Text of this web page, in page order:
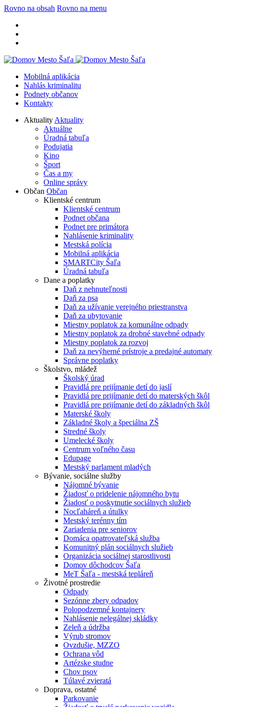
Rovno na obsah Rovno na menu
Mobilná aplikácia
Nahlás kriminalitu
Podnety občanov
Kontakty
Aktuality Aktuality
Aktuálne
Úradná tabuľa
Podujatia
Kino
Šport
Čas a my
Online správy
Občan Občan
Klientské centrum
Klientské centrum
Podnet občana
Podnet pre primátora
Nahlásenie kriminality
Mestská polícia
Mobilná aplikácia
SMARTCity Šaľa
Úradná tabuľa
Dane a poplatky
Daň z nehnuteľnosti
Daň za psa
Daň za užívanie verejného priestranstva
Daň za ubytovanie
Miestny poplatok za komunálne odpady
Miestny poplatok za drobné stavebné odpady
Miestny poplatok za rozvoj
Daň za nevýherné prístroje a predajné automaty
Správne poplatky
Školstvo, mládež
Školský úrad
Pravidlá pre prijímanie detí do jaslí
Pravidlá pre prijímanie detí do materských škôl
Pravidlá pre prijímanie detí do základných škôl
Materské školy
Základné školy a špeciálna ZŠ
Stredné školy
Umelecké školy
Centrum voľného času
Edupage
Mestský parlament mladých
Bývanie, sociálne služby
Nájomné bývanie
Žiadosť o pridelenie nájomného bytu
Žiadosť o poskytnutie sociálnych služieb
Nocľaháreň a útulky
Mestský terénny tím
Zariadenia pre seniorov
Domáca opatrovateľská služba
Komunitný plán sociálnych služieb
Organizácia sociálnej starostlivosti
Domov dôchodcov Šaľa
MeT Šaľa - mestská tepláreň
Životné prostredie
Odpady
Sezónne zbery odpadov
Polopodzemné kontajnery
Nahlásenie nelegálnej skládky
Zeleň a údržba
Výrub stromov
Ovzdušie, MZZO
Ochrana vôd
Artézske studne
Chov psov
Túlavé zvieratá
Doprava, ostatné
Parkovanie